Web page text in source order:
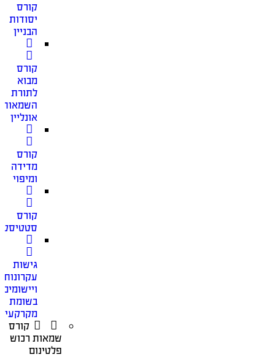
קורס
יסודות
הבניין
קורס
מבוא
לתורת
השמאות
אונליין
קורס
מדידה
ומיפוי
קורס
גישות
עקרונות
ויישומים
בשומת
מקרקעין
קורס
שמאות רכוש
פלטינום